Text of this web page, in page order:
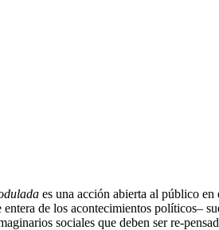
es una acción abierta al público
de los acontecimientos políticos–
sociales que deben ser re-